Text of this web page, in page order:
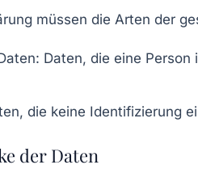
müssen die Arten der
: Daten, die eine
die keine Identifizierung
der Daten